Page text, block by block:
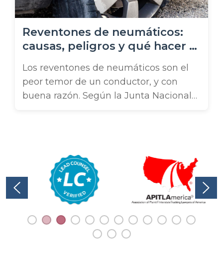
Reventones de neumáticos:
causas, peligros y qué hacer si
Los reventones de neumáticos son el
peor temor de un conductor, y con
buena razón. Según la Junta Nacional
para un solo elemento de su vehículo.
Aunque un reventón de neumático
pueda parecer una ...